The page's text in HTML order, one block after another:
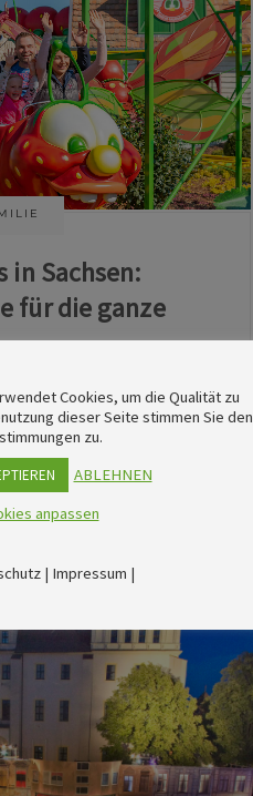
in Sachsen:
für die ganze
Cookies, um die Qualität zu
dieser Seite stimmen Sie den
zu.
ABLEHNEN
anpassen
| Impressum |